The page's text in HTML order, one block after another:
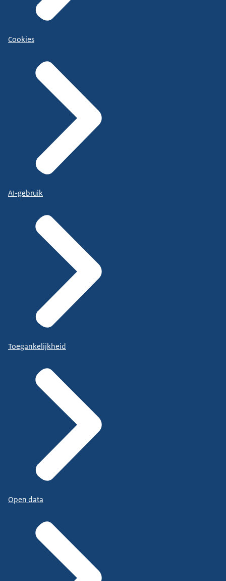
Cookies
AI-gebruik
Toegankelijkheid
Open data